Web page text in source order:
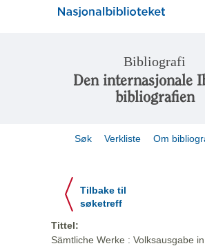
Bibliografi
Den internasjonale
bibliografien
Søk Verkliste Om
Tilbake til
søketreff
Tittel:
Sämtliche Werke : Volksausgabe